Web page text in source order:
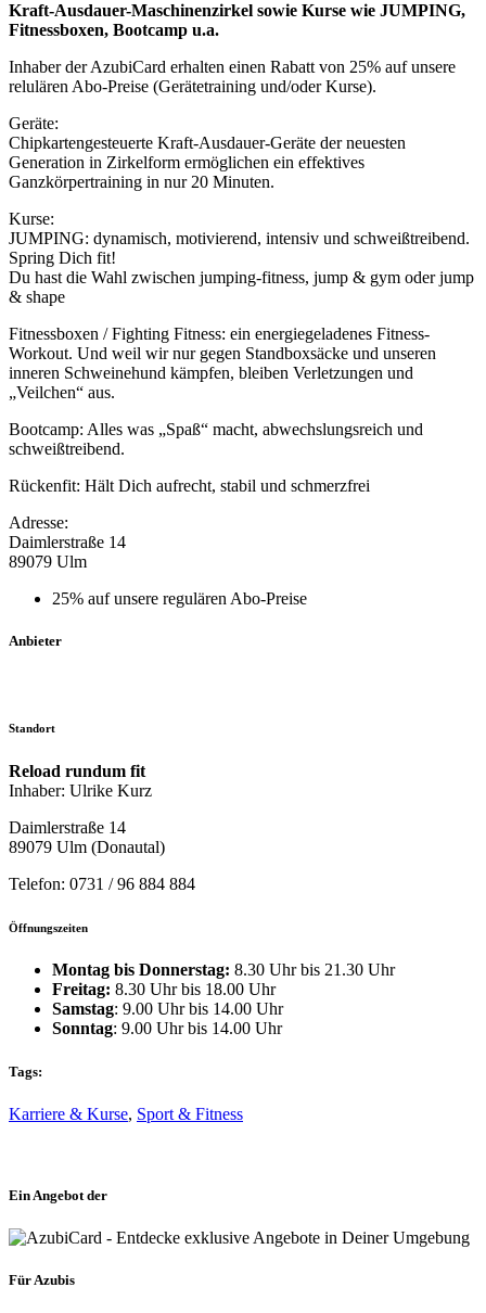
Kraft-Ausdauer-Maschinenzirkel sowie Kurse wie JUMPING,
Fitnessboxen, Bootcamp u.a.
Inhaber der AzubiCard erhalten einen Rabatt von 25% auf unsere
relulären Abo-Preise (Gerätetraining und/oder Kurse).
Geräte:
Chipkartengesteuerte Kraft-Ausdauer-Geräte der neuesten
Generation in Zirkelform ermöglichen ein effektives
Ganzkörpertraining in nur 20 Minuten.
Kurse:
JUMPING: dynamisch, motivierend, intensiv und schweißtreibend.
Spring Dich fit!
Du hast die Wahl zwischen jumping-fitness, jump & gym oder jump
& shape
Fitnessboxen / Fighting Fitness: ein energiegeladenes Fitness-
Workout. Und weil wir nur gegen Standboxsäcke und unseren
inneren Schweinehund kämpfen, bleiben Verletzungen und
„Veilchen“ aus.
Bootcamp: Alles was „Spaß“ macht, abwechslungsreich und
schweißtreibend.
Rückenfit: Hält Dich aufrecht, stabil und schmerzfrei
Adresse:
Daimlerstraße 14
89079 Ulm
25% auf unsere regulären Abo-Preise
Anbieter
Standort
Reload rundum fit
Inhaber: Ulrike Kurz
Daimlerstraße 14
89079 Ulm (Donautal)
Telefon: 0731 / 96 884 884
Öffnungszeiten
Montag bis Donnerstag: 8.30 Uhr bis 21.30 Uhr
Freitag: 8.30 Uhr bis 18.00 Uhr
Samstag: 9.00 Uhr bis 14.00 Uhr
Sonntag: 9.00 Uhr bis 14.00 Uhr
Tags:
Karriere & Kurse, Sport & Fitness
Ein Angebot der
Für Azubis